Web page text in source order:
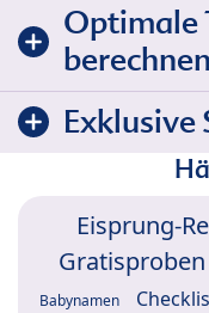
Optimale
Exklusive
Eisprung-
Gratisproben
Babynamen